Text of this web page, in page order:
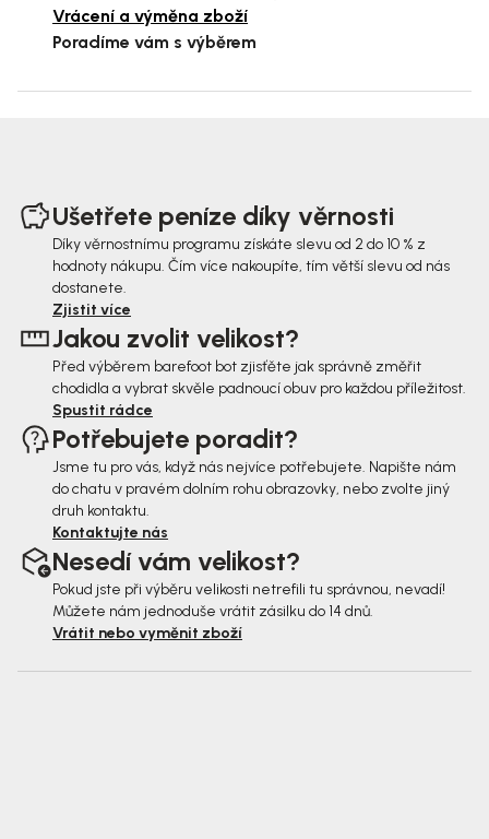
Vrácení a výměna zboží
Poradíme vám s výběrem
Ušetřete peníze díky věrnosti
Díky věrnostnímu programu získáte slevu od 2 do 10 % z
hodnoty nákupu. Čím více nakoupíte, tím větší slevu od nás
dostanete.
Zjistit více
Jakou zvolit velikost?
Před výběrem barefoot bot zjisťěte jak správně změřit
chodidla a vybrat skvěle padnoucí obuv pro každou příležitost.
Spustit rádce
Potřebujete poradit?
Jsme tu pro vás, když nás nejvíce potřebujete. Napište nám
do chatu v pravém dolním rohu obrazovky, nebo zvolte jiný
druh kontaktu.
Kontaktujte nás
Nesedí vám velikost?
Pokud jste při výběru velikosti netrefili tu správnou, nevadí!
Můžete nám jednoduše vrátit zásilku do 14 dnů.
Vrátit nebo vyměnit zboží